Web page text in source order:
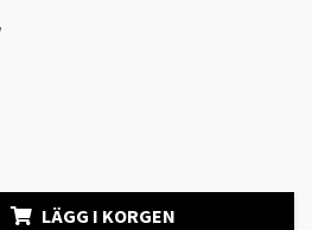
LÄGG I KORGEN